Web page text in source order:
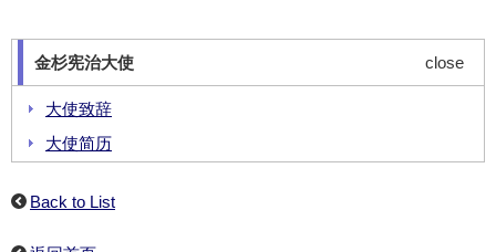
金杉宪治大使 close
大使致辞
大使简历
Back to List